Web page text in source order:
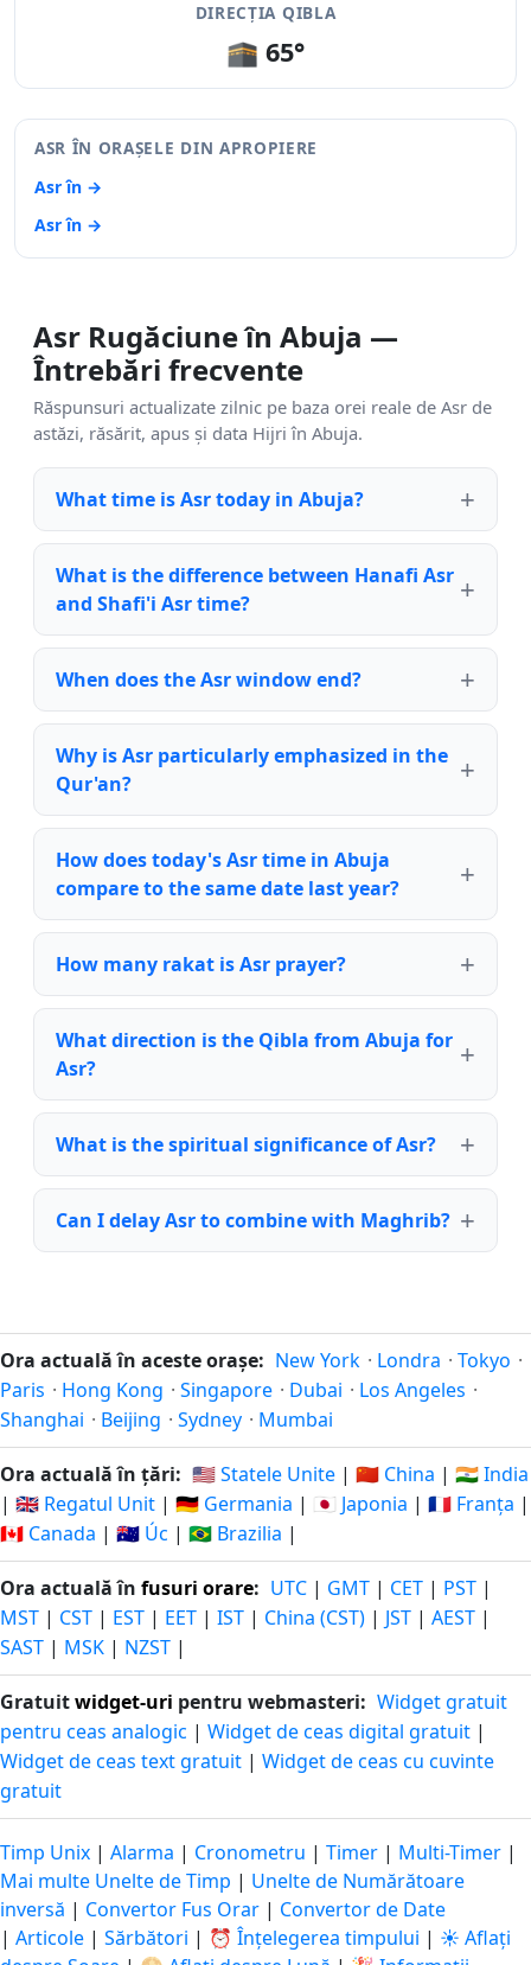
DIRECȚIA QIBLA
🕋 65°
ASR ÎN ORAȘELE DIN APROPIERE
Asr în →
Asr în →
Asr Rugăciune în Abuja —
Întrebări frecvente
Răspunsuri actualizate zilnic pe baza orei reale de Asr de
astăzi, răsărit, apus și data Hijri în Abuja.
What time is Asr today in Abuja?
What is the difference between Hanafi Asr
and Shafi'i Asr time?
When does the Asr window end?
Why is Asr particularly emphasized in the
Qur'an?
How does today's Asr time in Abuja
compare to the same date last year?
How many rakat is Asr prayer?
What direction is the Qibla from Abuja for
Asr?
What is the spiritual significance of Asr?
Can I delay Asr to combine with Maghrib?
Ora actuală în aceste orașe: New York · Londra · Tokyo ·
Paris · Hong Kong · Singapore · Dubai · Los Angeles ·
Shanghai · Beijing · Sydney · Mumbai
Ora actuală în țări: 🇺🇸 Statele Unite | 🇨🇳 China | 🇮🇳 India
| 🇬🇧 Regatul Unit | 🇩🇪 Germania | 🇯🇵 Japonia | 🇫🇷 Franța |
🇨🇦 Canada | 🇦🇺 Úc | 🇧🇷 Brazilia |
Ora actuală în fusuri orare: UTC | GMT | CET | PST |
MST | CST | EST | EET | IST | China (CST) | JST | AEST |
SAST | MSK | NZST |
Gratuitwidget-uri pentru webmasteri: Widget gratuit
pentru ceas analogic | Widget de ceas digital gratuit |
Widget de ceas text gratuit | Widget de ceas cu cuvinte
gratuit
Timp Unix | Alarma | Cronometru | Timer | Multi-Timer |
Mai multe Unelte de Timp | Unelte de Numărătoare
inversă | Convertor Fus Orar | Convertor de Date
| Articole | Sărbători | ⏰ Înțelegerea timpului | ☀️ Aflați